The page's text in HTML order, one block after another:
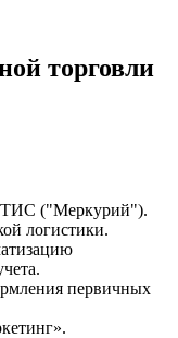
торговли
("Меркурий").
логистики.
первичных